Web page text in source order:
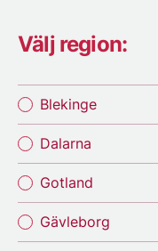
Välj region:
Blekinge
Dalarna
Gotland
Gävleborg